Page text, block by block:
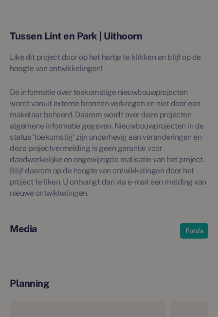
Tussen Lint en Park | Uithoorn
Like dit project door op het hartje te klikken en blijf op de
hoogte van ontwikkelingen!
De informatie over toekomstige nieuwbouwprojecten
wordt vanuit externe bronnen verkregen en niet door een
makelaar beheerd. Daarom wordt over deze projecten
algemene informatie gegeven. Nieuwbouwprojecten in de
status 'toekomstig' zijn onderhevig aan veranderingen en
deze projectvermelding is geen garantie voor
daadwerkelijke en ongewijzigde realisatie van het project.
Blijf daarom op de hoogte van ontwikkelingen door het
project te liken. U ontvangt dan via e-mail een melding van
nieuwe ontwikkelingen.
Media Foto's
Planning